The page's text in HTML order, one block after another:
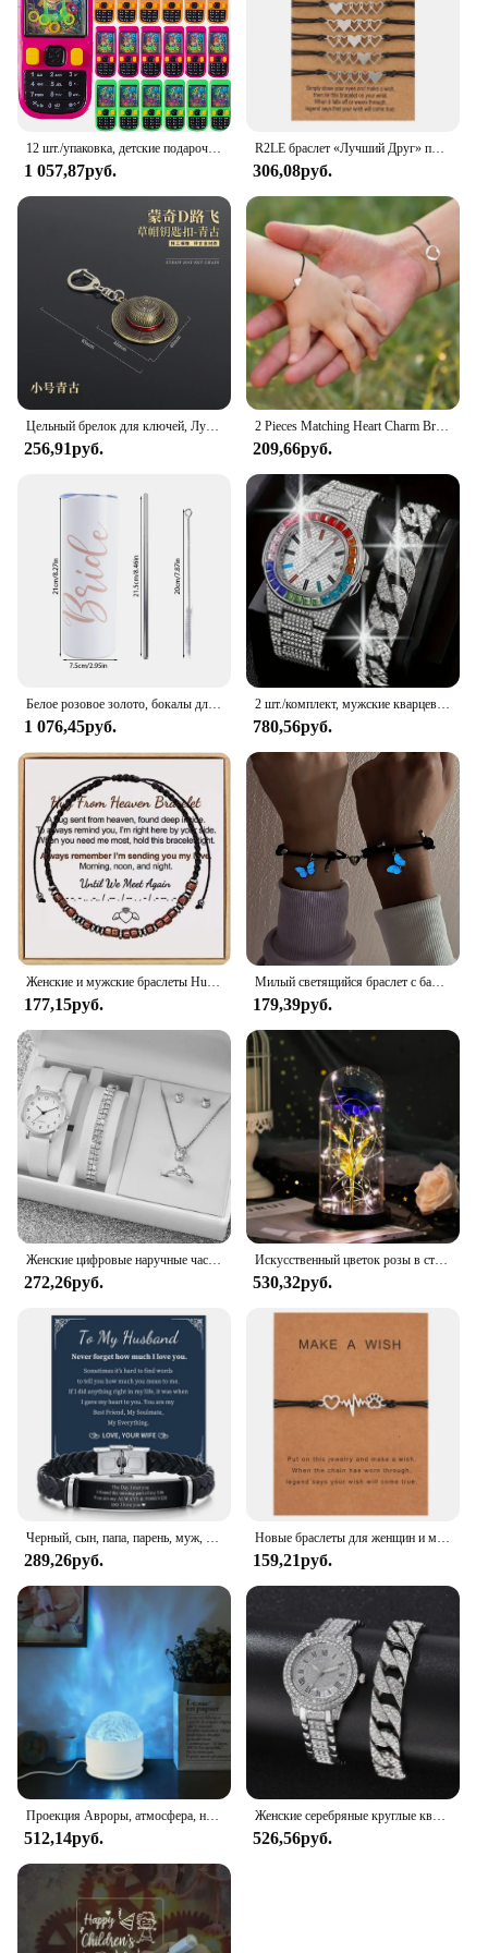
It's an ideal choice for those who value
sustainability and want to make a positive impact on
the environment while still celebrating special
occasions in style.
12 шт./упаковка, детские подарочные пакеты
1 057,87руб.
R2LE браслет «Лучший Друг» плетеный браслет для ювелирных изделий 5 Sister, подарок для Пары Дружбы
306,08руб.
Цельный брелок для ключей, Луффи, Зоро, Usopp, нами, Череп, аниме, металлический брелок для ключей, игрушки, подарки на день рождения
256,91руб.
2 Pieces Matching Heart Charm Bracelets Back to School Mother And Daughter Wish Bracelet Separation Gift for Women Girl
209,66руб.
Белое розовое золото, бокалы для вина из нержавеющей стали для невесты, свадебные подарки, многоразовая чашка для воды, принадлежности для девичника
1 076,45руб.
2 шт./комплект, мужские кварцевые часы и браслет из нержавеющей стали
780,56руб.
Женские и мужские браслеты Hug from Heaven, элегантные модные украшения из драгоценных камней
177,15руб.
Милый светящийся браслет с бабочкой для женщин, пара влюбленных, черная веревка, магнит в форме сердца, одинаковые ювелирные изделия дружбы, подарок на день Святого Валентина
179,39руб.
Женские цифровые наручные часы с маленьким циферблатом, женские простые кварцевые часы с кожаным ремешком и стразами, подарочный набор ювелирных изделий без коробки
272,26руб.
Искусственный цветок розы в стеклянном стекле, День матери, День Святого Валентина, Woomen, подарок на Рождество, вечеринку, подарок девушке на день рождения
530,32руб.
Черный, сын, папа, парень, муж, нержавеющая сталь, Плетеный, витой кожаный браслет с карточками, подарки
289,26руб.
Новые браслеты для женщин и мужчин, браслеты с изображением животных, собачьих лап и сердцебиения, браслеты для влюбленных собак, сделайте желание, ювелирные изделия, подарки
159,21руб.
Проекция Авроры, атмосфера, настольная лампа, меняющая цвет, светодиодный ночник для спальни, гостиной, декор для вечеринки, подарок на день рождения, 1 шт.
512,14руб.
Женские серебряные круглые кварцевые часы из нержавеющей стали, 2 шт.
526,56руб.